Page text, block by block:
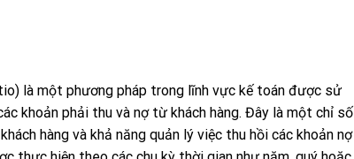
là một phương pháp trong lĩnh vực kế toán được sử
khoản phải thu và nợ từ khách hàng. Đây là một chỉ số
hàng và khả năng quản lý việc thu hồi các khoản nợ